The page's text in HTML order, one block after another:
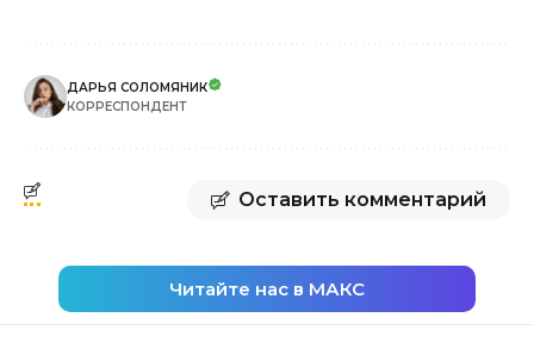
ДАРЬЯ СОЛОМЯНИК
КОРРЕСПОНДЕНТ
Оставить комментарий
Читайте нас в МАКС